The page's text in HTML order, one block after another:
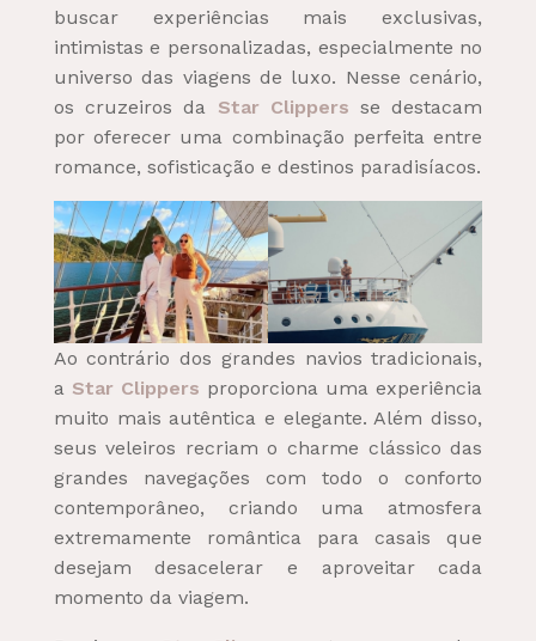
buscar experiências mais exclusivas,
intimistas e personalizadas, especialmente no
universo das viagens de luxo. Nesse cenário,
os cruzeiros da Star Clippers se destacam
por oferecer uma combinação perfeita entre
romance, sofisticação e destinos paradisíacos.
Ao contrário dos grandes navios tradicionais,
a Star Clippers proporciona uma experiência
muito mais autêntica e elegante. Além disso,
seus veleiros recriam o charme clássico das
grandes navegações com todo o conforto
contemporâneo, criando uma atmosfera
extremamente romântica para casais que
desejam desacelerar e aproveitar cada
momento da viagem.